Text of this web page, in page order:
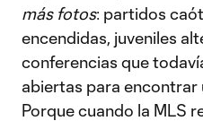
más fotos: partidos
encendidas, juveniles
conferencias que
abiertas para
Porque cuando la MLS